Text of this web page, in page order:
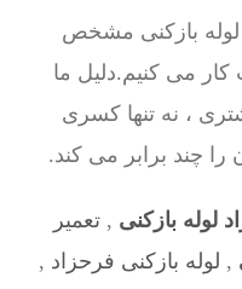
لوله بازکنی مشخص
می کنیم.دلیل ما
، نه تنها کسری
را چند برابر می کند.
لوله بازکنی , تعمیر
, لوله بازکنی فرحزاد ,